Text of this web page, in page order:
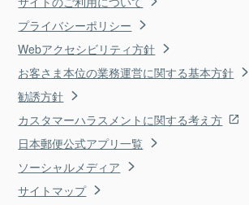
プライバシーポリシー
Webアクセシビリティ方針
お客さま本位の業務運営に関する基本方針
勧誘方針
カスタマーハラスメントに関する考え方
日本郵便公式アプリ一覧
ソーシャルメディア
サイトマップ